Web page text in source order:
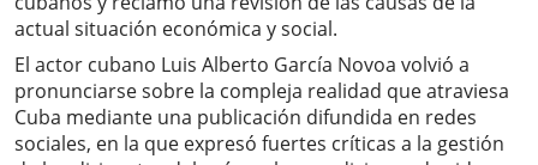
actual situación económica y social.
El actor cubano Luis Alberto García Novoa volvió a
pronunciarse sobre la compleja realidad que atraviesa
Cuba mediante una publicación difundida en redes
sociales, en la que expresó fuertes críticas a la gestión